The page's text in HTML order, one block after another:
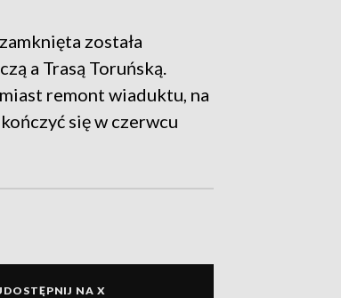
została
a Trasą Toruńską.
remont wiaduktu, na
się w czerwcu
NA X